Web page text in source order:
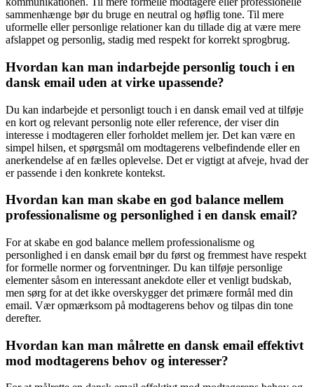
sammenhænge bør du bruge en neutral og høflig tone. Til mere
uformelle eller personlige relationer kan du tillade dig at være mere
afslappet og personlig, stadig med respekt for korrekt sprogbrug.
Hvordan kan man indarbejde personlig touch i en
dansk email uden at virke upassende?
Du kan indarbejde et personligt touch i en dansk email ved at tilføje
en kort og relevant personlig note eller reference, der viser din
interesse i modtageren eller forholdet mellem jer. Det kan være en
simpel hilsen, et spørgsmål om modtagerens velbefindende eller en
anerkendelse af en fælles oplevelse. Det er vigtigt at afveje, hvad der
er passende i den konkrete kontekst.
Hvordan kan man skabe en god balance mellem
professionalisme og personlighed i en dansk email?
For at skabe en god balance mellem professionalisme og
personlighed i en dansk email bør du først og fremmest have respekt
for formelle normer og forventninger. Du kan tilføje personlige
elementer såsom en interessant anekdote eller et venligt budskab,
men sørg for at det ikke overskygger det primære formål med din
email. Vær opmærksom på modtagerens behov og tilpas din tone
derefter.
Hvordan kan man målrette en dansk email effektivt
mod modtagerens behov og interesser?